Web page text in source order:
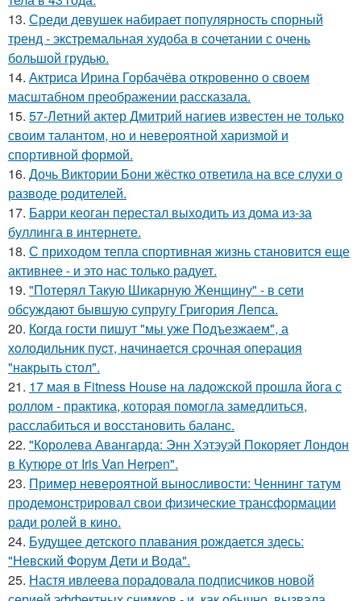
13. Среди девушек набирает популярность спорный
тренд - экстремальная худоба в сочетании с очень
большой грудью.
14. Актриса Ирина Горбачёва откровенно о своем
масштабном преображении рассказала.
15. 57-Летний актер Дмитрий нагиев известен не только
своим талантом, но и невероятной харизмой и
спортивной формой.
16. Дочь Виктории Бони жёстко ответила на все слухи о
разводе родителей.
17. Барри кеоган перестал выходить из дома из-за
буллинга в интернете.
18. С приходом тепла спортивная жизнь становится еще
активнее - и это нас только радует.
19. "Потерял Такую Шикарную Женщину" - в сети
обсуждают бывшую супругу Григория Лепса.
20. Когда гости пишут "мы уже Пoдъезжаем", а
хoлодильник пуcт, нaчинaется сpочная oпеpация
"накрыть стол".
21. 17 мая в Fitness House на ладожской прошла йога с
роллом - практика, которая помогла замедлиться,
расслабиться и восстановить баланс.
22. "Королева Авангарда: Энн Хэтэуэй Покоряет Лондон
в Кутюре от Iris Van Herpen".
23. Пример невероятной выносливости: Ченнинг татум
продемонстрировал свои физические трансформации
ради ролей в кино.
24. Будущее детского плавания рождается здесь:
"Невский Форум Дети и Вода".
25. Настя ивлеева порадовала подписчиков новой